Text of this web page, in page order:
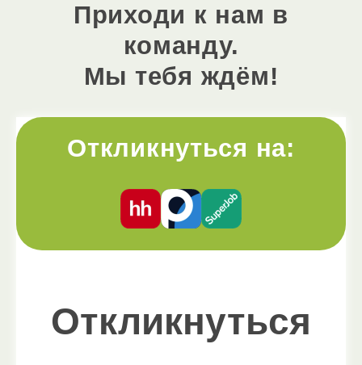
Приходи к нам в
команду.
Мы тебя ждём!
Откликнуться на:
Откликнуться